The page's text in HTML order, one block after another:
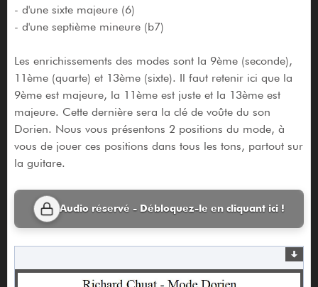
- d'une sixte majeure (6)
- d'une septième mineure (b7)
Les enrichissements des modes sont la 9ème (seconde),
11ème (quarte) et 13ème (sixte). Il faut retenir ici que la
9ème est majeure, la 11ème est juste et la 13ème est
majeure. Cette dernière sera la clé de voûte du son
Dorien. Nous vous présentons 2 positions du mode, à
vous de jouer ces positions dans tous les tons, partout sur
la guitare.
Audio réservé - Débloquez-le en cliquant ici !